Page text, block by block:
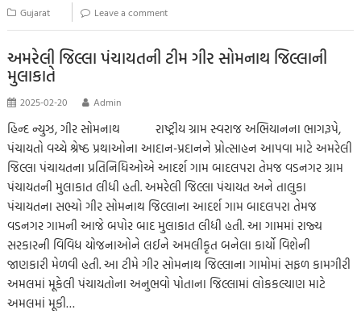
o
o
k
er s
A
p
y
Li
nk
g
er
e m
Gujarat Leave a comment
અમરેલી જિલ્લા પંચાયતની ટીમ ગીર સોમનાથ જિલ્લાની
મુલાકાતે
2025-02-20 Admin
હિન્દ ન્યુઝ, ગીર સોમનાથ રાષ્ટ્રીય ગ્રામ સ્વરાજ અભિયાનના ભાગરૂપે,
પંચાયતો વચ્ચે શ્રેષ્ઠ પ્રથાઓના આદાન-પ્રદાનને પ્રોત્સાહન આપવા માટે અમરેલી
જિલ્લા પંચાયતના પ્રતિનિધિઓએ આદર્શ ગામ બાદલપરા તેમજ વડનગર ગ્રામ
પંચાયતની મુલાકાત લીધી હતી. અમરેલી જિલ્લા પંચાયત અને તાલુકા
પંચાયતના સભ્યો ગીર સોમનાથ જિલ્લાના આદર્શ ગામ બાદલપરા તેમજ
વડનગર ગામની આજે બપોર બાદ મુલાકાત લીધી હતી. આ ગામમાં રાજ્ય
સરકારની વિવિધ યોજનાઓને લઈને અમલીકૃત બનેલા કાર્યો વિશેની
જાણકારી મેળવી હતી. આ ટીમે ગીર સોમનાથ જિલ્લાના ગામોમાં સફળ કામગીરી
અમલમાં મૂકેલી પંચાયતોના અનુભવો પોતાના જિલ્લામાં લોકકલ્યાણ માટે
અમલમાં મૂકી…